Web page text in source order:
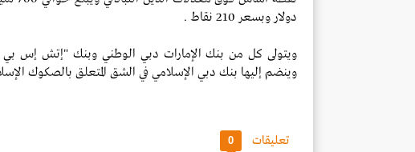
دولار وبسعر 210 نقاط .
ويتولى كل من بنك الإمارات دبي الوطني وبنك "إتش إس
وينضم إليها بنك دبي الإسلامي في الشق المتعلق بالصكوك
تعليقات 0